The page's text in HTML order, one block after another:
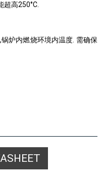
高250°C.
炉内燃烧环境内温度. 需确保